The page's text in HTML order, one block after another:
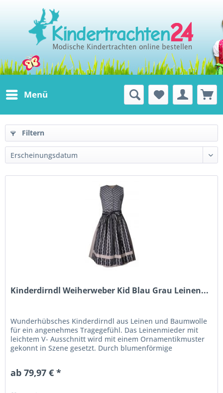
Menü
Filtern
Kinderdirndl Weiherweber Kid Blau Grau Leinen...
Wunderhübsches Kinderdirndl aus Leinen und Baumwolle
für ein angenehmes Tragegefühl. Das Leinenmieder mit
leichtem V- Ausschnitt wird mit einem Ornamentikmuster
gekonnt in Szene gesetzt. Durch blumenförmige
ab 79,97 € *